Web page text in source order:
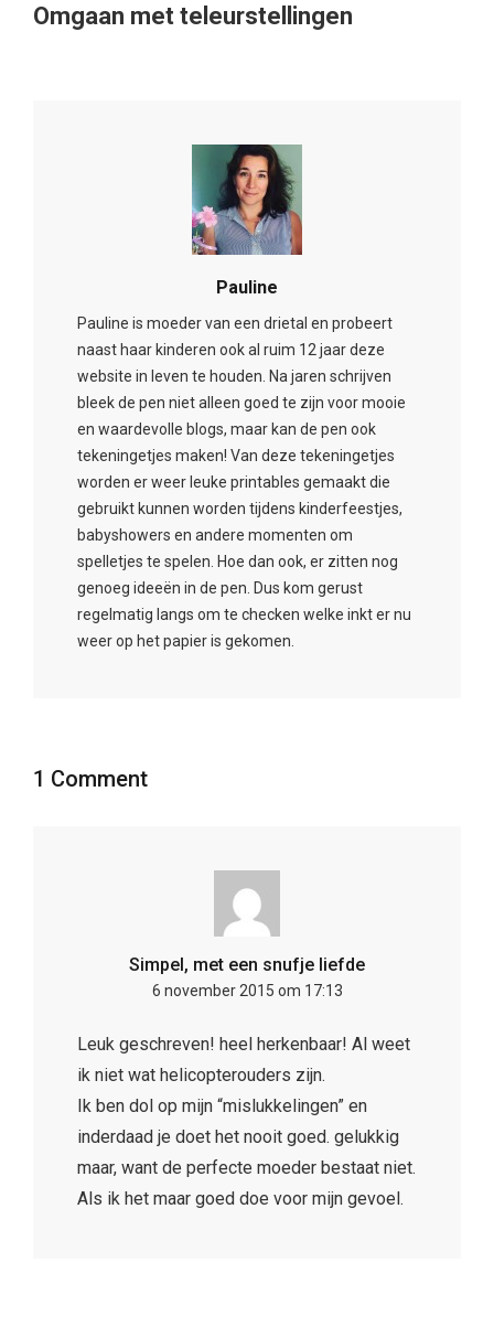
Omgaan met teleurstellingen
Pauline
Pauline is moeder van een drietal en probeert
naast haar kinderen ook al ruim 12 jaar deze
website in leven te houden. Na jaren schrijven
bleek de pen niet alleen goed te zijn voor mooie
en waardevolle blogs, maar kan de pen ook
tekeningetjes maken! Van deze tekeningetjes
worden er weer leuke printables gemaakt die
gebruikt kunnen worden tijdens kinderfeestjes,
babyshowers en andere momenten om
spelletjes te spelen. Hoe dan ook, er zitten nog
genoeg ideeën in de pen. Dus kom gerust
regelmatig langs om te checken welke inkt er nu
weer op het papier is gekomen.
1 Comment
Simpel, met een snufje liefde
6 november 2015 om 17:13
Leuk geschreven! heel herkenbaar! Al weet
ik niet wat helicopterouders zijn.
Ik ben dol op mijn “mislukkelingen” en
inderdaad je doet het nooit goed. gelukkig
maar, want de perfecte moeder bestaat niet.
Als ik het maar goed doe voor mijn gevoel.